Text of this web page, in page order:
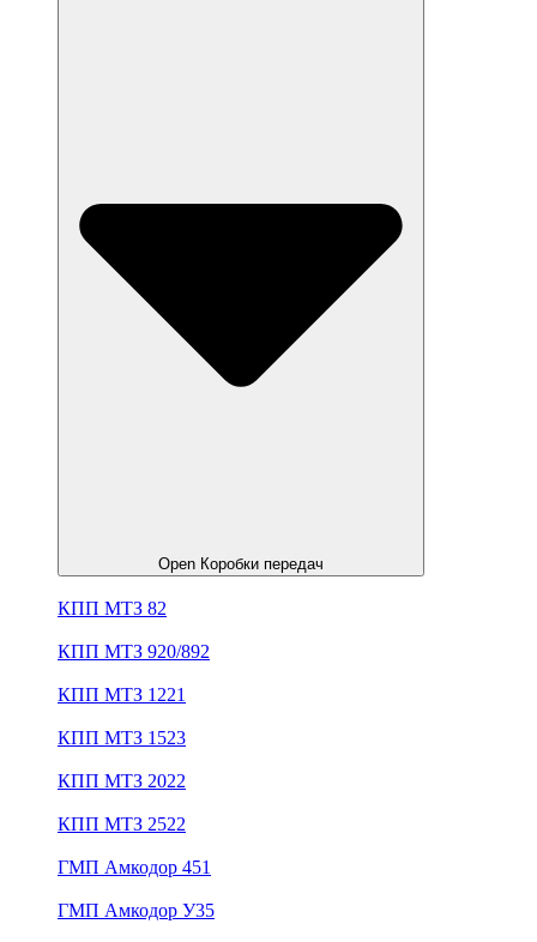
Open Коробки передач
КПП МТЗ 82
КПП МТЗ 920/892
КПП МТЗ 1221
КПП МТЗ 1523
КПП МТЗ 2022
КПП МТЗ 2522
ГМП Амкодор 451
ГМП Амкодор У35